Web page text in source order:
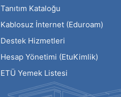
Tanıtım Kataloğu
Kablosuz İnternet (Eduroam)
Destek Hizmetleri
Hesap Yönetimi (EtuKimlik)
ETÜ Yemek Listesi